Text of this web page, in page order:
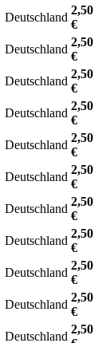
Deutschland
2,50
€
Deutschland
2,50
€
Deutschland
2,50
€
Deutschland
2,50
€
Deutschland
2,50
€
Deutschland
2,50
€
Deutschland
2,50
€
Deutschland
2,50
€
Deutschland
2,50
€
Deutschland
2,50
€
Deutschland
2,50